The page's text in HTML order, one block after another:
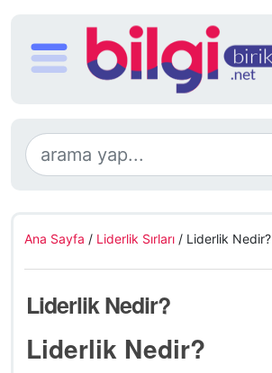
Ana Sayfa / Liderlik Sırları / Liderlik Nedir?
Liderlik Nedir?
Liderlik Nedir?